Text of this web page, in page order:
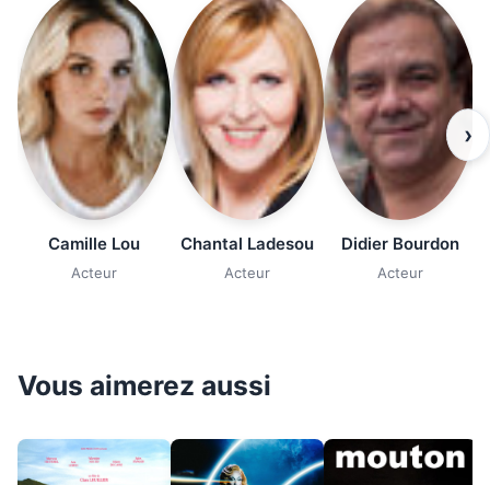
Camille Lou
Acteur
Chantal Ladesou
Acteur
Didier Bourdon
Acteur
›
Vous aimerez aussi